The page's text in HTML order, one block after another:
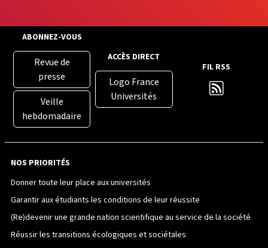
ABONNEZ-VOUS
Revue de
presse
Veille
hebdomadaire
ACCÈS DIRECT
Logo France
Universités
FIL RSS
NOS PRIORITÉS
Donner toute leur place aux universités
Garantir aux étudiants les conditions de leur réussite
(Re)devenir une grande nation scientifique au service de la société
Réussir les transitions écologiques et sociétales